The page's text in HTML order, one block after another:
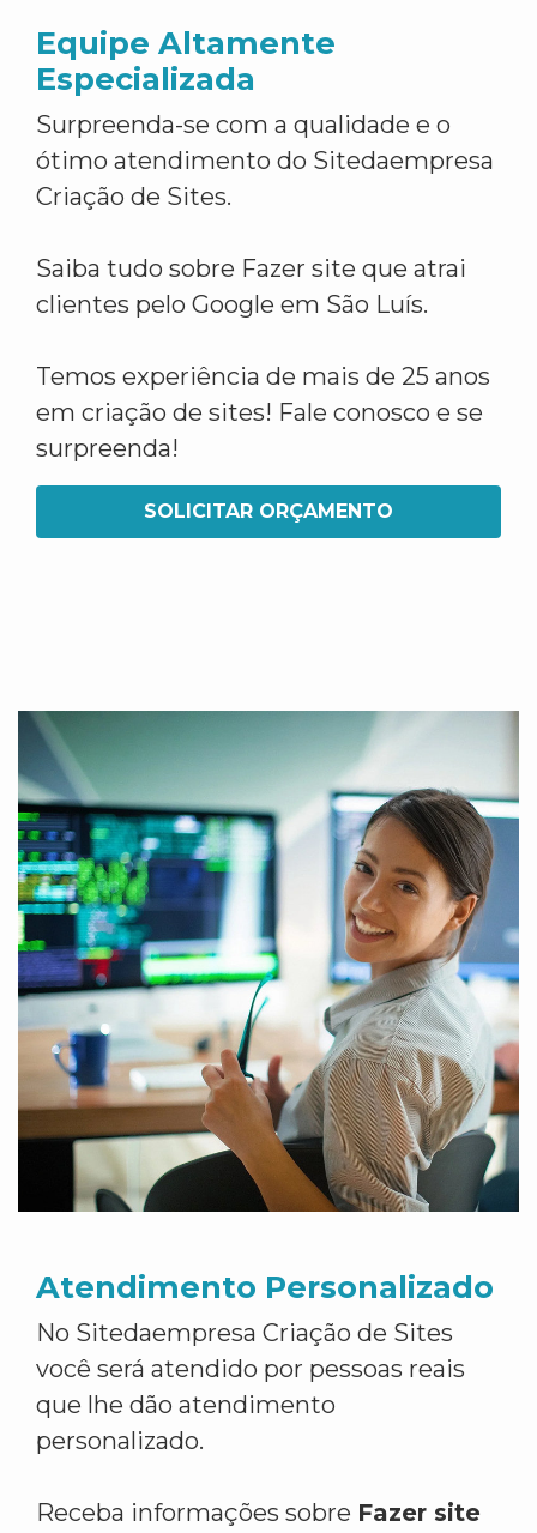
Equipe Altamente
Especializada
Surpreenda-se com a qualidade e o
ótimo atendimento do Sitedaempresa
Criação de Sites.
Saiba tudo sobre Fazer site que atrai
clientes pelo Google em São Luís.
Temos experiência de mais de 25 anos
em criação de sites! Fale conosco e se
surpreenda!
SOLICITAR ORÇAMENTO
Atendimento Personalizado
No Sitedaempresa Criação de Sites
você será atendido por pessoas reais
que lhe dão atendimento
personalizado.
Receba informações sobre Fazer site